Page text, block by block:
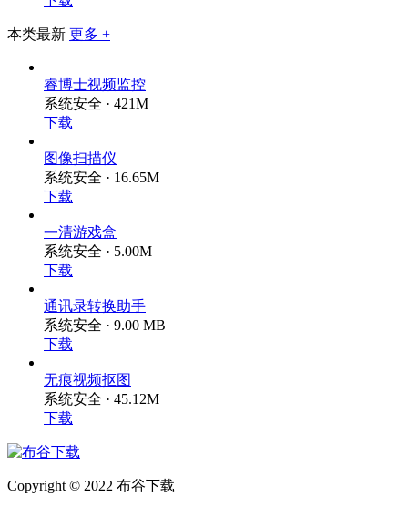
本类最新 更多 +
睿博士视频监控
系统安全 · 421M
下载
图像扫描仪
系统安全 · 16.65M
下载
一清游戏盒
系统安全 · 5.00M
下载
通讯录转换助手
系统安全 · 9.00 MB
下载
无痕视频抠图
系统安全 · 45.12M
下载
Copyright © 2022 布谷下载